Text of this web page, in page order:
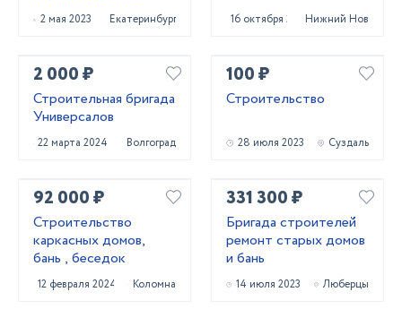
2 мая 2023 Екатеринбург 16 октября 2023Нижний Новгород
2 000 ₽
Строительная бригада
Универсалов
22 марта 2024 Волгоград
100 ₽
Строительство
28 июля 2023 Суздаль
92 000 ₽
Строительство
каркасных домов,
бань , беседок
12 февраля 2024 Коломна
331 300 ₽
Бригада строителей
ремонт старых домов
и бань
14 июля 2023 Люберцы